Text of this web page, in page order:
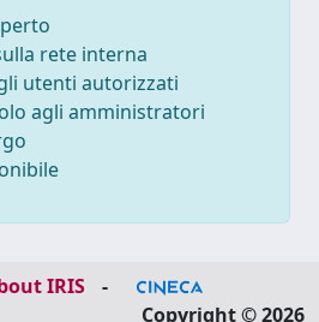
rete interna
utenti autorizzati
agli amministratori
IRIS
-
Copyright © 2026